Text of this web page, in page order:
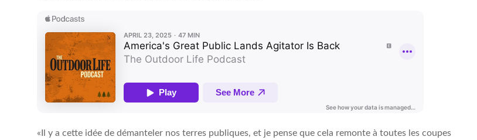
«Il y a cette idée de démanteler nos terres publiques, et je pense que cela remonte à toutes les coupes